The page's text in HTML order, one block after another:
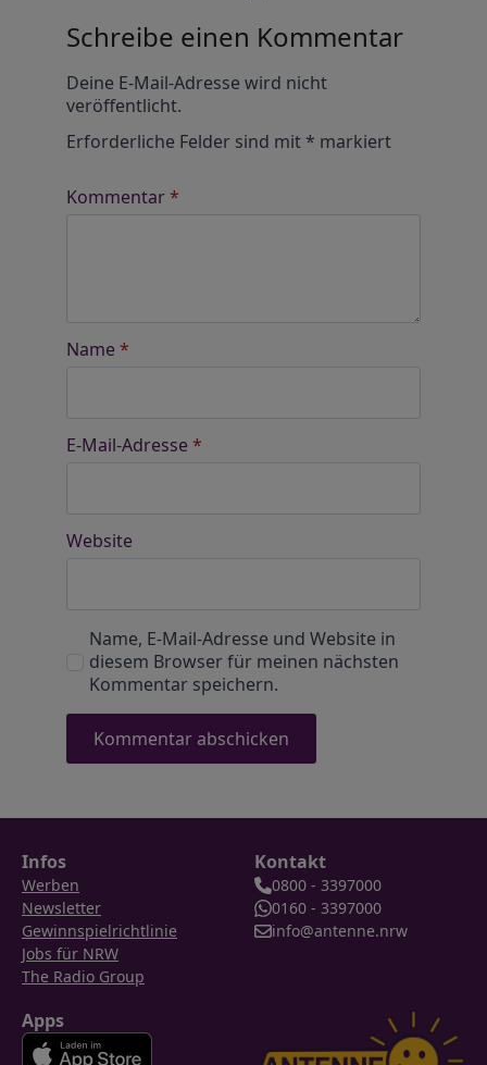
Schreibe einen Kommentar
Deine E-Mail-Adresse wird nicht
veröffentlicht.
Erforderliche Felder sind mit* markiert
Kommentar*
Name *
E-Mail-Adresse *
Website
Name, E-Mail-Adresse und Website in
diesem Browser für meinen nächsten
Kommentar speichern.
Infos
Werben
Newsletter
Gewinnspielrichtlinie
Jobs für NRW
The Radio Group
Kontakt
0800 - 3397000
0160 - 3397000
info@antenne.nrw
Apps